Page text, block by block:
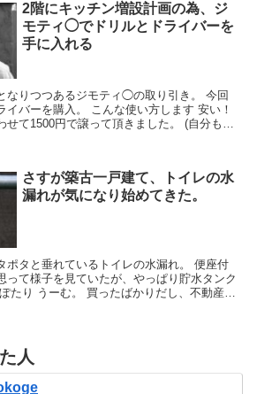
2階にキッチン増設計画の為、ジ
モティ◯でドリルとドライバーを
手に入れる
なりつつあるジモティ◯の取り引き。 今回
イバーを購入。 こんな使い方します 安い！
せて1500円で譲って頂きました。 (自分もキ
さすが築古一戸建て、トイレの水
漏れが気になり始めてきた。
ポタと垂れているトイレの水漏れ。 便座付
って様子を見ていたが、やっぱり貯水タンク
たり うーむ。 買ったばかりだし、不動産会
人